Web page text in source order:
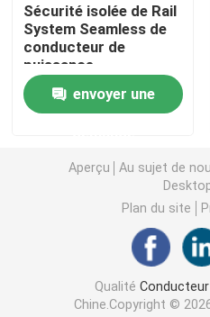
Barres omnibus
Barre omnibus de grue
Conducteur Bar System
Crane Busbar System
système à rails de
Sécurité isolée de Rail
System Seamless de
conducteur de
puissance
envoyer une
Aperçu Au sujet de
Plan du site
Qualité
Chine.Copyright ©